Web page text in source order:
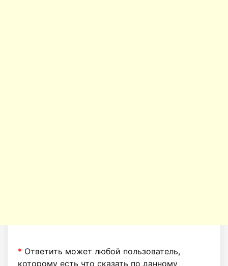
* Ответить может любой пользователь,
которому есть что сказать по данному